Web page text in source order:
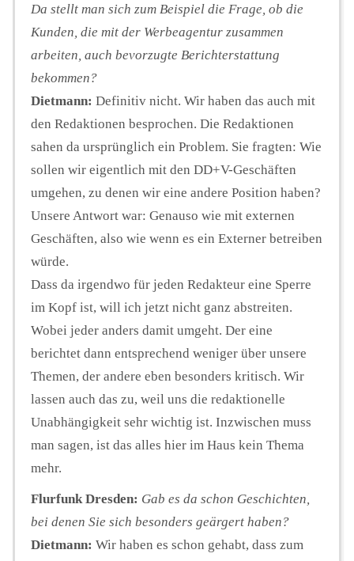
Da stellt man sich zum Beispiel die Frage, ob die
Kunden, die mit der Werbeagentur zusammen
arbeiten, auch bevorzugte Berichterstattung
bekommen?
Dietmann: Definitiv nicht. Wir haben das auch mit
den Redaktionen besprochen. Die Redaktionen
sahen da ursprünglich ein Problem. Sie fragten: Wie
sollen wir eigentlich mit den DD+V-Geschäften
umgehen, zu denen wir eine andere Position haben?
Unsere Antwort war: Genauso wie mit externen
Geschäften, also wie wenn es ein Externer betreiben
würde.
Dass da irgendwo für jeden Redakteur eine Sperre
im Kopf ist, will ich jetzt nicht ganz abstreiten.
Wobei jeder anders damit umgeht. Der eine
berichtet dann entsprechend weniger über unsere
Themen, der andere eben besonders kritisch. Wir
lassen auch das zu, weil uns die redaktionelle
Unabhängigkeit sehr wichtig ist. Inzwischen muss
man sagen, ist das alles hier im Haus kein Thema
mehr.
Flurfunk Dresden: Gab es da schon Geschichten,
bei denen Sie sich besonders geärgert haben?
Dietmann: Wir haben es schon gehabt, dass zum